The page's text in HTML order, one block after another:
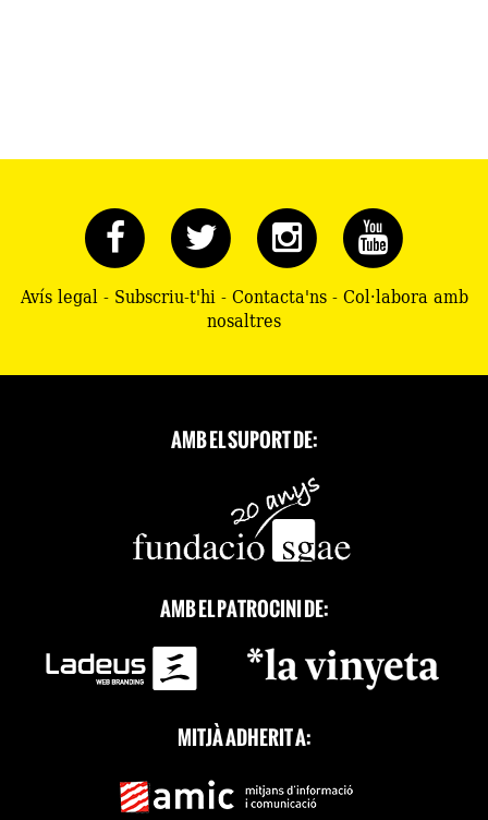
Avís legal- Subscriu-t'hi-Contacta'ns-Col·labora amb
nosaltres
AMB EL SUPORT DE:
AMB EL PATROCINI DE:
MITJÀ ADHERIT A: